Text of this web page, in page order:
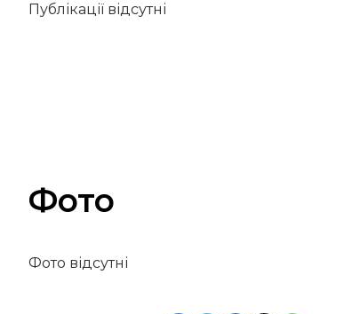
Публікації відсутні
Фото
Фото відсутні